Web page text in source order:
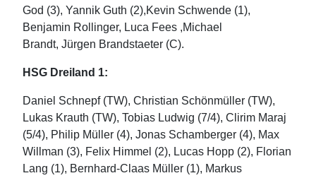
God (3), Yannik Guth (2),Kevin Schwende (1),
Benjamin Rollinger, Luca Fees ,Michael
Brandt, Jürgen Brandstaeter (C).
HSG Dreiland 1:
Daniel Schnepf (TW), Christian Schönmüller (TW),
Lukas Krauth (TW), Tobias Ludwig (7/4), Clirim Maraj
(5/4), Philip Müller (4), Jonas Schamberger (4), Max
Willman (3), Felix Himmel (2), Lucas Hopp (2), Florian
Lang (1), Bernhard-Claas Müller (1), Markus